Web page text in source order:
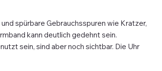
spürbare Gebrauchsspuren wie Kratzer,
kann deutlich gedehnt sein.
sein, sind aber noch sichtbar. Die Uhr